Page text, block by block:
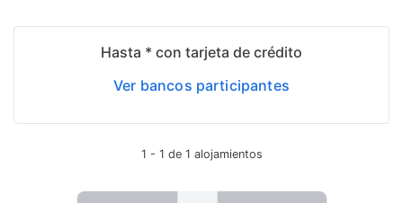
Hasta * con tarjeta de crédito
Ver bancos participantes
1 - 1 de 1 alojamientos